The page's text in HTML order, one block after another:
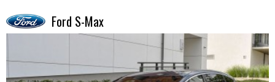
Ford S-Max